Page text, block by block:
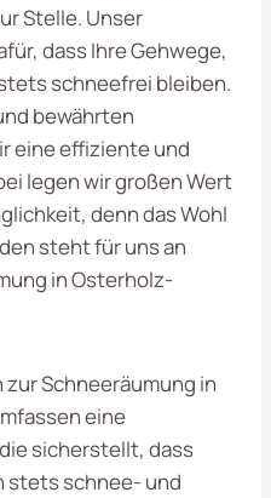
Stelle. Unser
dass Ihre Gehwege,
schneefrei bleiben.
bewährten
eine effiziente und
legen wir großen Wert
denn das Wohl
steht für uns an
in Osterholz-
Schneeräumung in
eine
sicherstellt, dass
stets schnee- und